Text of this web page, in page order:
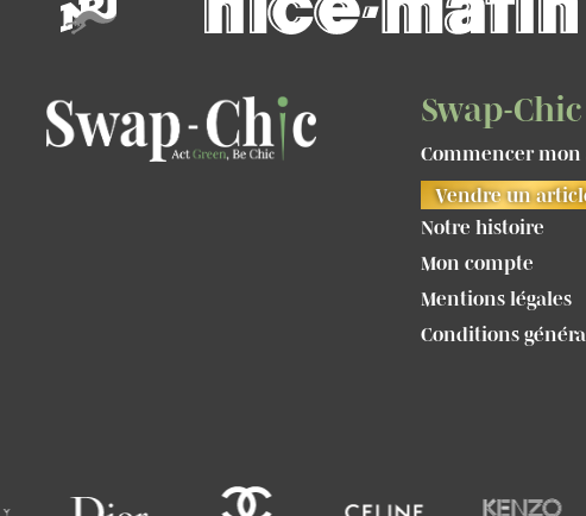
Swap-Chic
Commencer mon
Vendre un
Notre histoire
Mon compte
Mentions légales
Conditions